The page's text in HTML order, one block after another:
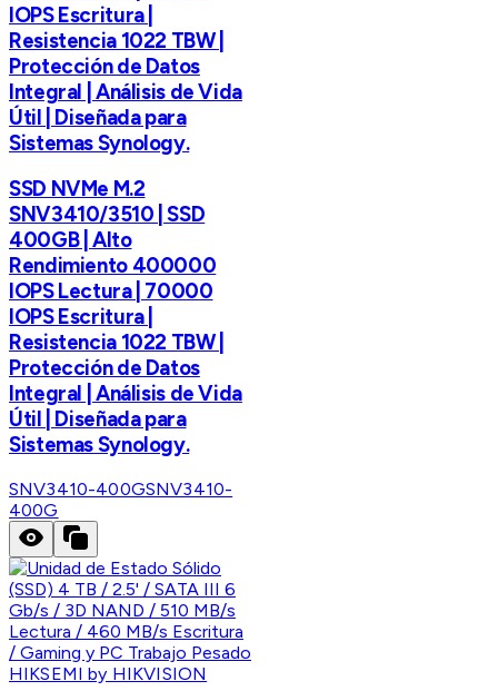
IOPS Escritura |
Resistencia 1022 TBW |
Protección de Datos
Integral | Análisis de Vida
Útil | Diseñada para
Sistemas Synology.
SSD NVMe M.2
SNV3410/3510 | SSD
400GB | Alto
Rendimiento 400000
IOPS Lectura | 70000
IOPS Escritura |
Resistencia 1022 TBW |
Protección de Datos
Integral | Análisis de Vida
Útil | Diseñada para
Sistemas Synology.
SNV3410-400GSNV3410-
400G
HIKSEMI by HIKVISION